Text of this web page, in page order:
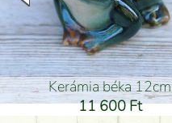
Kerámia béka 12cm
11 600 Ft